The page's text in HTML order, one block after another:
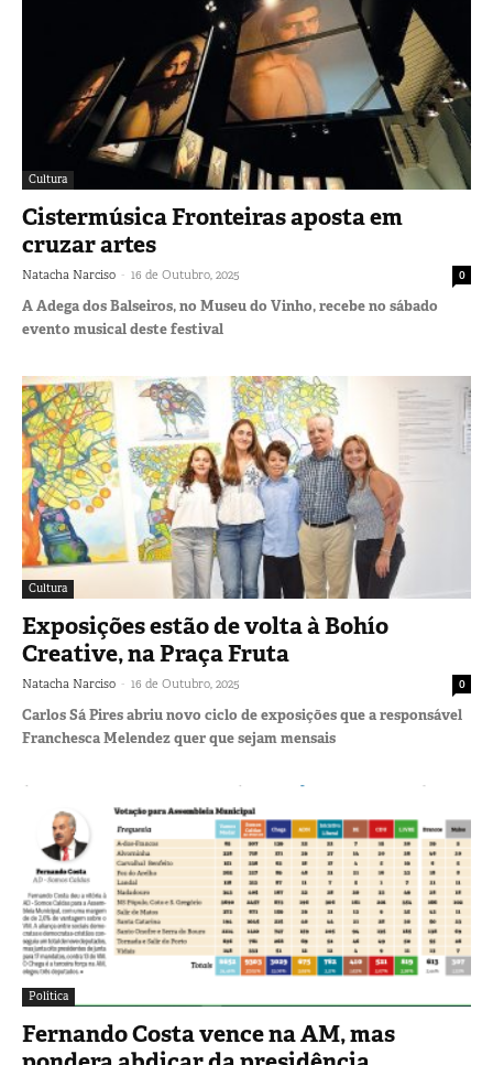
Cultura
Cistermúsica Fronteiras aposta em
cruzar artes
Natacha Narciso - 16 de Outubro, 2025 0
A Adega dos Balseiros, no Museu do Vinho, recebe no sábado
evento musical deste festival
Cultura
Exposições estão de volta à Bohío
Creative, na Praça Fruta
Natacha Narciso - 16 de Outubro, 2025 0
Carlos Sá Pires abriu novo ciclo de exposições que a responsável
Franchesca Melendez quer que sejam mensais
Política
Fernando Costa vence na AM, mas